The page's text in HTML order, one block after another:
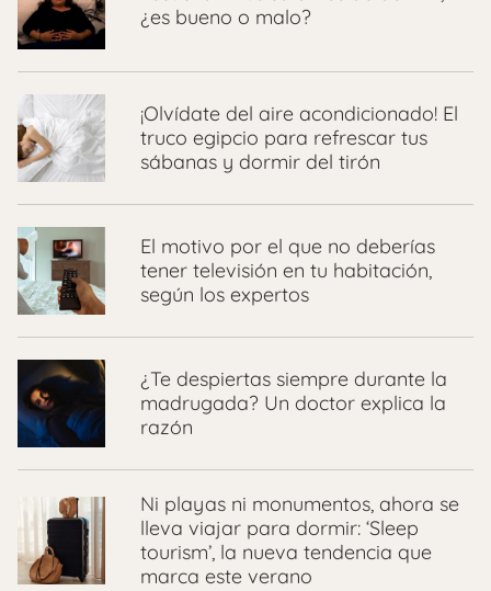
¿es bueno o malo?
¡Olvídate del aire acondicionado! El
truco egipcio para refrescar tus
sábanas y dormir del tirón
El motivo por el que no deberías
tener televisión en tu habitación,
según los expertos
¿Te despiertas siempre durante la
madrugada? Un doctor explica la
razón
Ni playas ni monumentos, ahora se
lleva viajar para dormir: ‘Sleep
tourism’, la nueva tendencia que
marca este verano